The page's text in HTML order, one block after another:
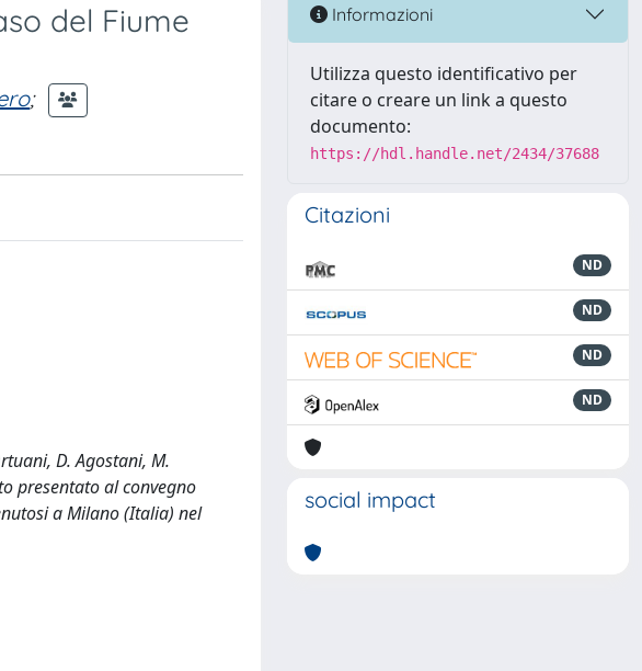
del Fiume
;
D. Agostani, M.
presentato al convegno
a Milano (Italia) nel
Informazioni
Utilizza questo identificativo per
citare o creare un link a questo
documento:
https://hdl.handle.net/2434/37688
Citazioni
ND
ND
ND
ND
social impact